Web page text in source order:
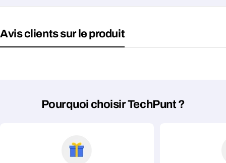
Avis clients sur le produit
Pourquoi choisir TechPunt ?